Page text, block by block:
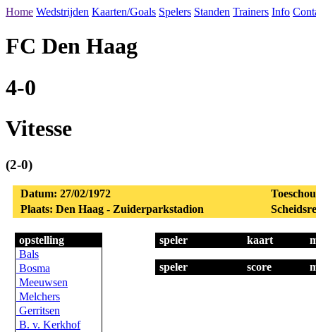
Home Wedstrijden Kaarten/Goals Spelers Standen Trainers Info
FC Den Haag
4-0
Vitesse
(2-0)
Datum: 27/02/1972
Plaats: Den Haag - Zuiderparkstadion
opstelling
Bals
Bosma
Meeuwsen
Melchers
Gerritsen
B. v. Kerkhof
speler kaart
speler score